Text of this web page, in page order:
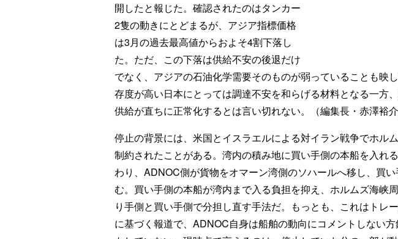
開したと報じた。確認されたのはタンカー
2隻の動きにとどまるが、アジア指標価格
は3月の過去最高値からおよそ4割下落し
た。ただ、この下落は供給不安の後退だけ
でなく、アジアの石油化学需要そのものが弱っていることも映
存度が高い日本にとっては調達不安を和らげる材料となる一方
供給が直ちに正常化するとは言い切れない。（編集長・赤澤裕介
停止の背景には、米国とイスラエルによる対イラン戦争でホル
制約されたことがある。湾内の積み地に買い手側の本船を入れ
わり、ADNOC側が貨物をオマーン湾側のソハールへ移し、買
む。買い手側の本船が湾内まで入る負担を抑え、ホルムズ海峡
り手側と買い手側で分担し直す手法だ。もっとも、これはトレ
に基づく報道で、ADNOC自身は船舶の動向にコメントしない